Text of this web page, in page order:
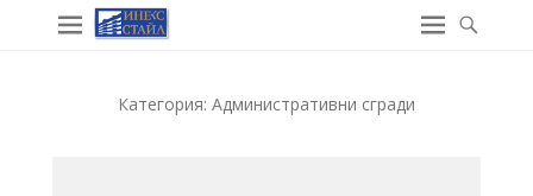
Категория: Административни сгради